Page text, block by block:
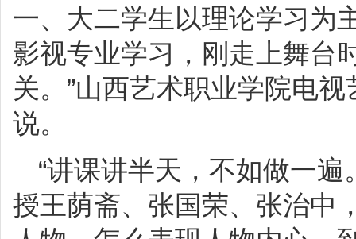
一、大二学生以理论学习为
影视专业学习，刚走上舞台
关。”山西艺术职业学院电
说。
“讲课讲半天，不如做一
授王荫斋、张国荣、张治中